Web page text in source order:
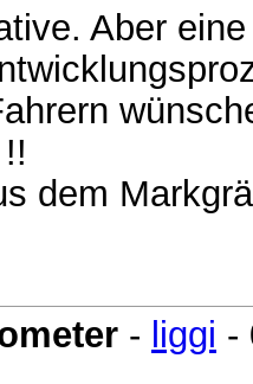
Aber
dem
- liggi -